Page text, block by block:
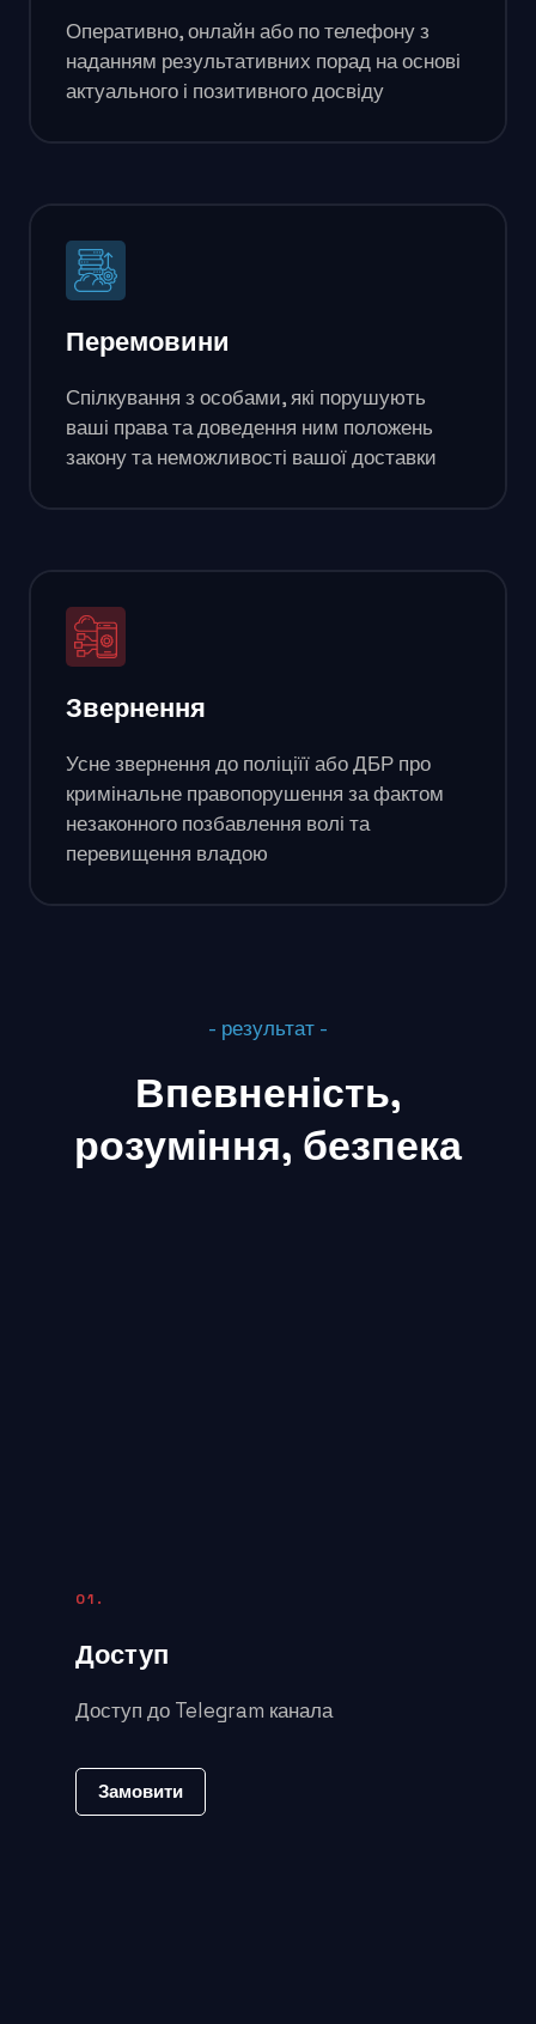
Оперативно, онлайн або по телефону з
наданням результативних порад на основі
актуального і позитивного досвіду
Перемовини
Спілкування з особами, які порушують
ваші права та доведення ним положень
закону та неможливості вашої доставки
Звернення
Усне звернення до поліціїї або ДБР про
кримінальне правопорушення за фактом
незаконного позбавлення волі та
перевищення владою
- результат -
Впевненість,
розуміння, безпека
01.
Доступ
Доступ до Telegram канала
Замовити